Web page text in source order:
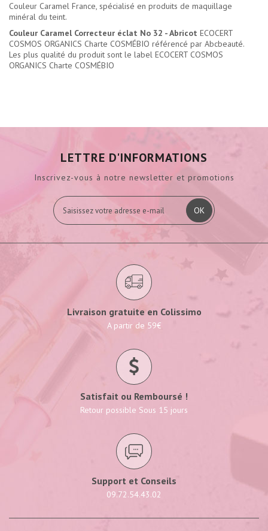
Couleur Caramel France, spécialisé en produits de maquillage
minéral du teint.
Couleur Caramel Correcteur éclat No 32 - Abricot ECOCERT
COSMOS ORGANICS Charte COSMÉBIO référencé par Abcbeauté.
Les plus qualité du produit sont le label ECOCERT COSMOS
ORGANICS Charte COSMÉBIO
LETTRE D'INFORMATIONS
Inscrivez-vous à notre newsletter et promotions
OK
Livraison gratuite en Colissimo
A partir de 59€
Satisfait ou Remboursé !
Retour possible Sous 15 jours
Support et Conseils
09.72.54.43.02